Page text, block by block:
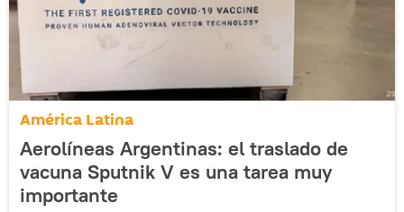
América Latina
Aerolíneas Argentinas: el traslado de
vacuna Sputnik V es una tarea muy
importante